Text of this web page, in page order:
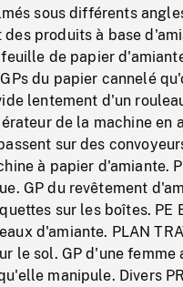
sous différents
produits à base
de papier
du papier cannelé
lentement d'un
de la machine en
sur des
à papier d'amiante.
GP du revêtement
sur les boîtes. PE
d'amiante. PLAN
le sol. GP d'une femme
manipule. Divers